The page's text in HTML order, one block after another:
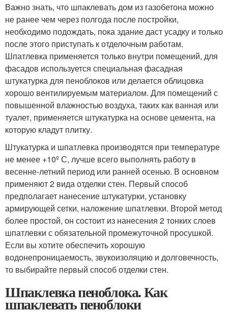
Важно знать, что шпаклевать дом из газобетона можно
не ранее чем через полгода после постройки,
необходимо подождать, пока здание даст усадку и только
после этого приступать к отделочным работам.
Шпатлевка применяется только внутри помещений, для
фасадов используется специальная фасадная
штукатурка для пеноблоков или делается облицовка
хорошо вентилируемым материалом. Для помещений с
повышенной влажностью воздуха, таких как ванная или
туалет, применяется штукатурка на основе цемента, на
которую кладут плитку.
Штукатурка и шпатлевка производятся при температуре
не менее +10º С, лучше всего выполнять работу в
весенне-летний период или ранней осенью. В основном
применяют 2 вида отделки стен. Первый способ
предполагает нанесение штукатурки, установку
армирующей сетки, наложение шпатлевки. Второй метод
более простой, он состоит из нанесения 2 тонких слоев
шпатлевки с обязательной промежуточной просушкой.
Если вы хотите обеспечить хорошую
водонепроницаемость, звукоизоляцию и долговечность,
то выбирайте первый способ отделки стен.
Шпаклевка пеноблока. Как
шпаклевать пеноблоки